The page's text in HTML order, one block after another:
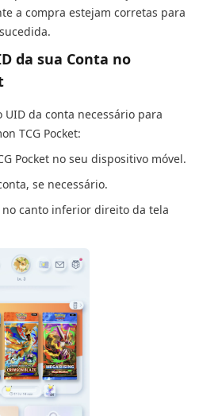
a compra estejam corretas para
da sua Conta no
UID da conta necessário para
TCG Pocket:
Pocket no seu dispositivo móvel.
se necessário.
no canto inferior direito da tela